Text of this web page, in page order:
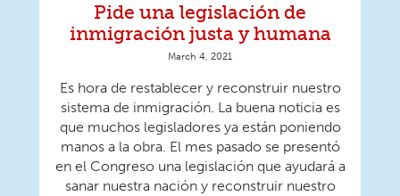
Pide una legislación de
inmigración justa y humana
March 4, 2021
Es hora de restablecer y reconstruir nuestro
sistema de inmigración. La buena noticia es
que muchos legisladores ya están poniendo
manos a la obra. El mes pasado se presentó
en el Congreso una legislación que ayudará a
sanar nuestra nación y reconstruir nuestro